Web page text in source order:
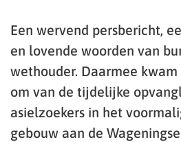
Een wervend persbericht,
en lovende woorden van
wethouder. Daarmee
om van de tijdelijke
asielzoekers in het
gebouw aan de